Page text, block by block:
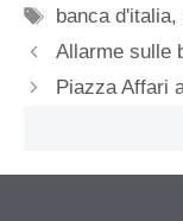
Tag
banca d'italia,
Allarme sulle
Piazza Affari